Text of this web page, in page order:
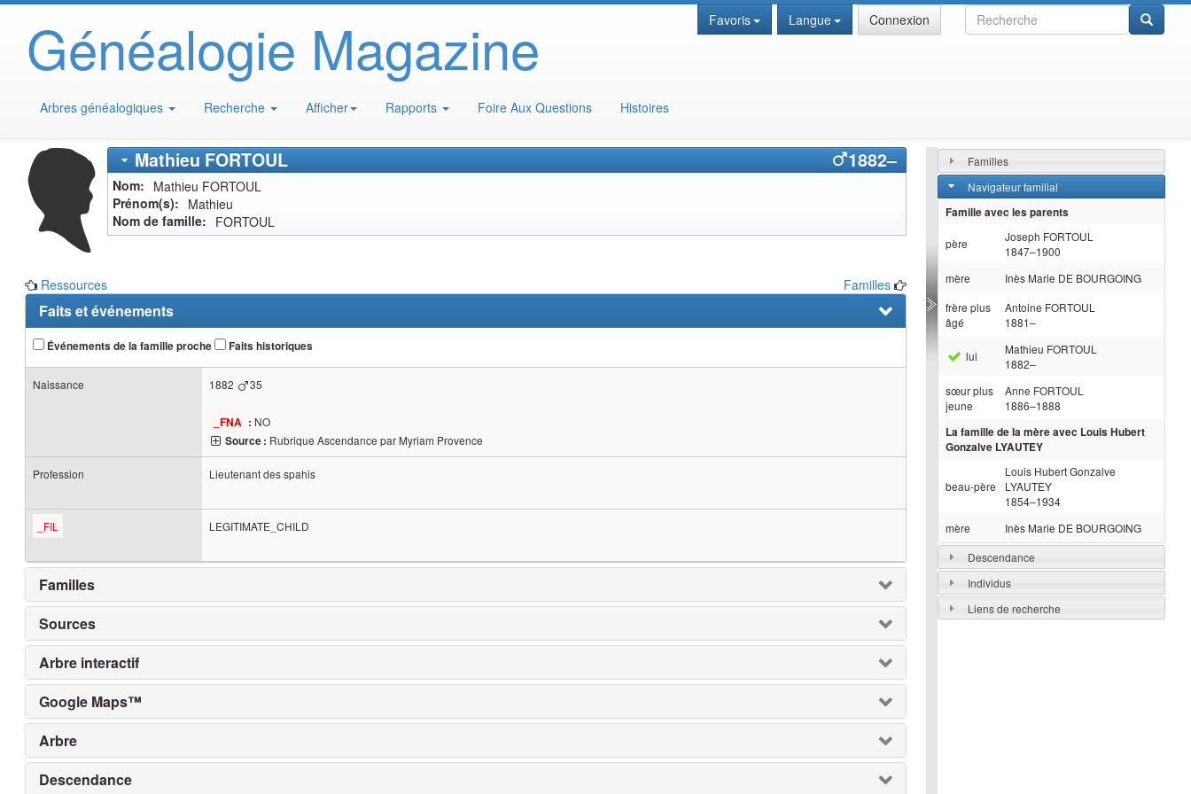
Généalogie Magazine Recherche
Favoris Langue Connexion
Arbres généalogiques Recherche Afficher Rapports Foire Aux Questions Histoires
MathieuFORTOUL 1882–
Nom Mathieu FORTOUL
Prénom(s)
Mathieu
Nom de famille
FORTOUL
Ressources Familles
Faits et événements
Événements de la famille proche Faits historiques
Naissance 1882 35
_FNA : NO
Source : Rubrique Ascendance par Myriam Provence
Profession Lieutenant des spahis
_FIL LEGITIMATE_CHILD
Familles
Sources
Arbre interactif
Google Maps™
Arbre
Descendance
Familles
Navigateur familial
Famille avec les parents
père Joseph FORTOUL
1847–1900
mère
Inès Marie DE BOURGOING
frère plus
âgé
Antoine FORTOUL
1881–
lui Mathieu FORTOUL
1882–
sœur plus
jeune
Anne FORTOUL
1886–1888
La famille de la mère avec Louis Hubert
Gonzalve LYAUTEY
beau-père
Louis Hubert Gonzalve
LYAUTEY
1854–1934
mère
Inès Marie DE BOURGOING
Descendance
Individus
Liens de recherche